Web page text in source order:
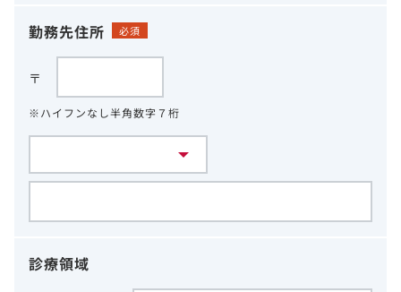
勤務先住所 必須
〒
※ハイフンなし半角数字７桁
診療領域